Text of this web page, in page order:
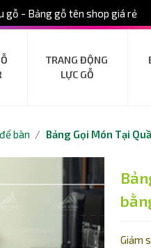
bàn Bảng Gọi Món Tại
Giảm
gỗ - Bảng gỗ tên shop giá rẻ
TRANG ĐỘNG
LỰC GỖ